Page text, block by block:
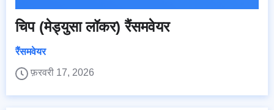
चिप (मेड्युसा लॉकर) रैंसमवेयर
रैंसमवेयर
फ़रवरी 17, 2026